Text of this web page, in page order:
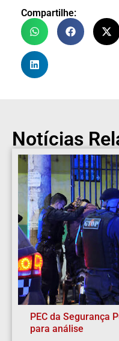
Compartilhe:
Notícias
PEC da Segurança
para análise